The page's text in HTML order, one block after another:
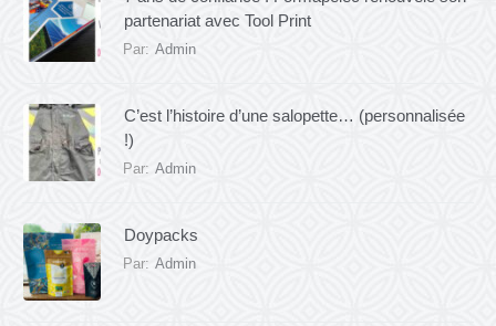
partenariat avec Tool Print
Par: Admin
C’est l’histoire d’une salopette… (personnalisée
!)
Par: Admin
Doypacks
Par: Admin